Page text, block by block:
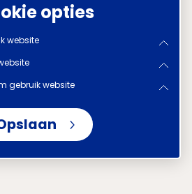
opties
website
gebruik website